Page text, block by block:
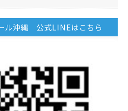
ル沖縄 公式LINEはこちら